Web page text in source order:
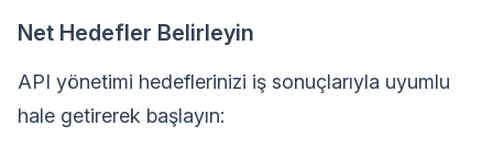
Net Hedefler Belirleyin
API yönetimi hedeflerinizi iş sonuçlarıyla uyumlu
hale getirerek başlayın: